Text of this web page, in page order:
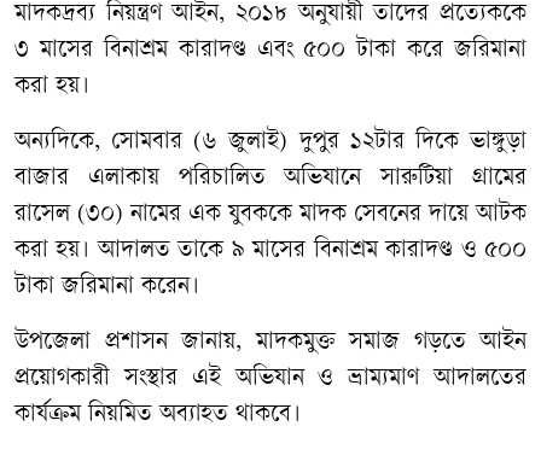
মাদকদ্রব্য নিয়ন্ত্রণ আইন, ২০১৮ অনুযায়ী তাদের প্রত্যেককে
৩ মাসের বিনাশ্রম কারাদণ্ড এবং ৫০০ টাকা করে জরিমানা
করা হয়।
অন্যদিকে, সোমবার (৬ জুলাই) দুপুর ১২টার দিকে ভাঙ্গুড়া
বাজার এলাকায় পরিচালিত অভিযানে সারুটিয়া গ্রামের
রাসেল (৩০) নামের এক যুবককে মাদক সেবনের দায়ে আটক
করা হয়। আদালত তাকে ৯ মাসের বিনাশ্রম কারাদণ্ড ও ৫০০
টাকা জরিমানা করেন।
উপজেলা প্রশাসন জানায়, মাদকমুক্ত সমাজ গড়তে আইন
প্রয়োগকারী সংস্থার এই অভিযান ও ভ্রাম্যমাণ আদালতের
কার্যক্রম নিয়মিত অব্যাহত থাকবে।